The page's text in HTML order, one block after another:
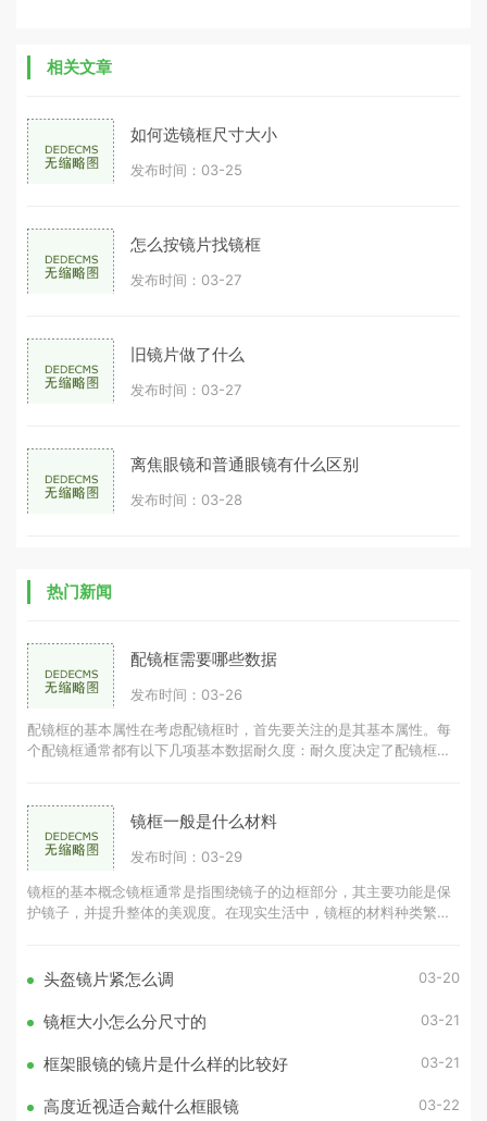
相关文章
如何选镜框尺寸大小
发布时间：03-25
怎么按镜片找镜框
发布时间：03-27
旧镜片做了什么
发布时间：03-27
离焦眼镜和普通眼镜有什么区别
发布时间：03-28
热门新闻
配镜框需要哪些数据
发布时间：03-26
配镜框的基本属性在考虑配镜框时，首先要关注的是其基本属性。每
个配镜框通常都有以下几项基本数据耐久度：耐久度决定了配镜框的
镜框一般是什么材料
发布时间：03-29
镜框的基本概念镜框通常是指围绕镜子的边框部分，其主要功能是保
护镜子，并提升整体的美观度。在现实生活中，镜框的材料种类繁
头盔镜片紧怎么调 03-20
镜框大小怎么分尺寸的 03-21
框架眼镜的镜片是什么样的比较好 03-21
高度近视适合戴什么框眼镜 03-22